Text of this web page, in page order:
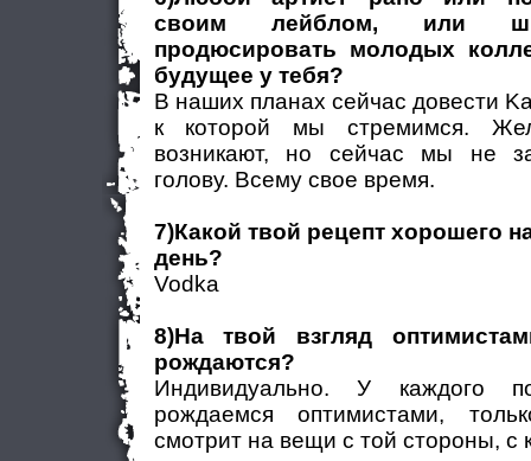
своим лейблом, или
продюсировать молодых
будущее у тебя?
В наших планах сейчас довести
к которой мы стремимся.
возникают, но сейчас мы не
голову. Всему свое время.
7)Какой твой рецепт хорошего
день?
Vodka
8)На твой взгляд
рождаются?
Индивидуально. У каждого
рождаемся оптимистами,
смотрит на вещи с той стороны, с